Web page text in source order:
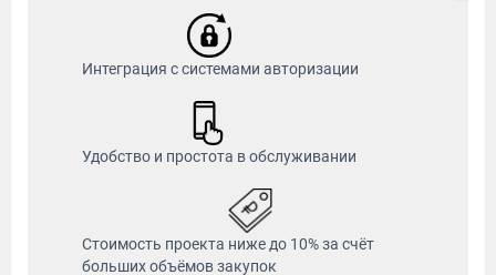
Интеграция с системами авторизации
Удобство и простота в обслуживании
Стоимость проекта ниже до 10% за счёт
больших объёмов закупок